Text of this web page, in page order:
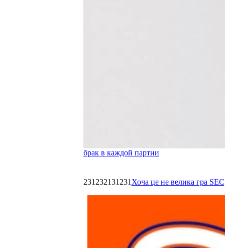
брак в каждой партии
231232131231 Хоча це не велика гра